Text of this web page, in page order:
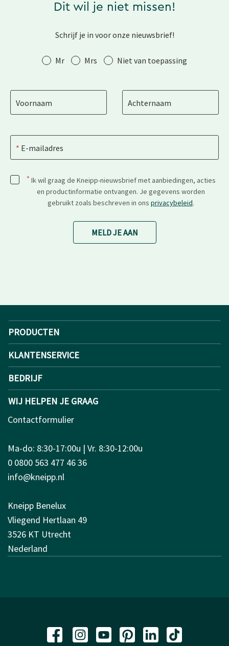
Dit wil je niet missen!
Schrijf je in voor onze nieuwsbrief!
Aanhef Mr Mrs Niet van toepassing
Voornaam Achternaam
E-mailadres
* Ik wil graag de Kneipp-nieuwsbrief met aanbiedingen, acties
en productinformatie ontvangen. Je gegevens worden
gebruikt zoals beschreven in ons privacybeleid.
MELD JE AAN
PRODUCTEN
KLANTENSERVICE
BEDRIJF
WIJ HELPEN JE GRAAG
Contactformulier
Ma-do: 8:30-17:00u | Vr. 8:30-12:00u
0 0800 563 477 46 36
info@kneipp.nl
Kneipp Benelux
Vliegend Hertlaan 49
3526 KT Utrecht
Nederland